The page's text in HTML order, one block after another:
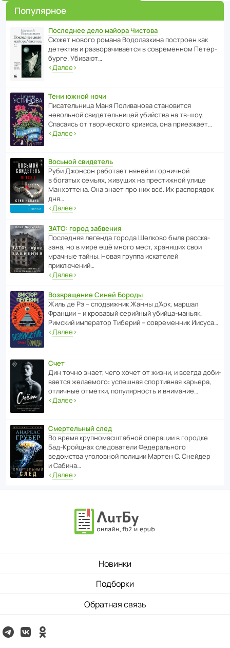
Популярное
Последнее дело майора Чистова
Сюжет нового романа Водо­ла­з­кина пост­роен как
дете­ктив и разво­ра­чи­ва­ется в совре­менном Пете­р­
бурге. Убивают…
‹Далее›
Тени южной ночи
Писа­тель­ница Маня Поли­ва­нова стано­вится
невольной свиде­тель­ницей убийства на тв-шоу.
Спасаясь от твор­че­с­кого кризиса, она приезжает…
‹Далее›
Восьмой свидетель
Руби Джонсон рабо­тает няней и горни­чной
в богатых семьях, живущих на прес­ти­жной улице
Манх­эт­тена. Она знает про них всё. Их распо­рядок
дня…
‹Далее›
ЗАТО: город забвения
После­дняя легенда города Шелково была расска­
зана, но в мире ещё много мест, хранящих свои
мрачные тайны. Новая группа иска­телей
приключений…
‹Далее›
Возвращение Синей Бороды
Жиль де Рэ – спод­ви­жник Жанны д’Арк, маршал
Франции – и кровавый серийный убийца-маньяк.
Римский импе­ратор Тиберий – совре­менник Иисуса…
‹Далее›
Счет
Дин точно знает, чего хочет от жизни, и всегда доби­
ва­ется жела­е­мого: успе­шная спор­ти­вная карьера,
отли­чные отметки, попу­ля­р­ность и внимание…
‹Далее›
Смертельный след
Во время круп­но­мас­ш­та­бной операции в городке
Бад‑Крой­цнах следо­ва­тели Феде­раль­ного
ведомства уголо­вной полиции Мартен С. Снейдер
и Сабина…
‹Далее›
Новинки
Подборки
Обратная связь